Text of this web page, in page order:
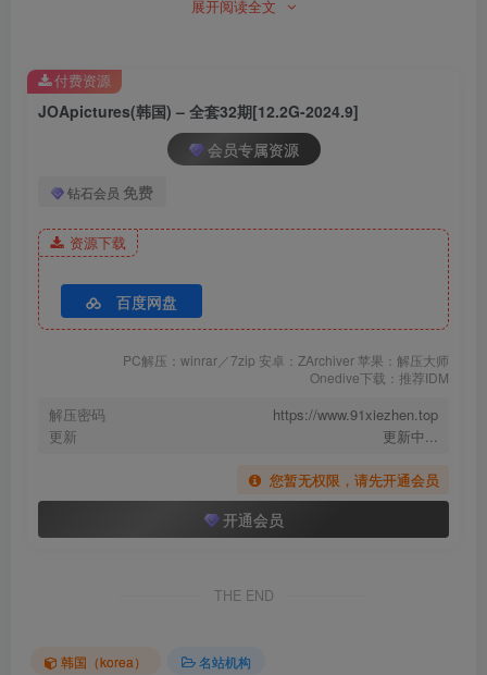
JOApictures-ZIA-x-JOA-20-
JUNE-Vol-1 (16)
JOApictures-ZIA-x-JOA-20-
展开阅读全文
JOApictures(韩国) – 全套32期[12.2G-2024.9]
会员专属资源
钻石会员 免费
资源下载
百度网盘
PC解压：winrar／7zip 安卓：ZArchiver 苹果：解压大师
Onedive下载：推荐IDM
解压密码
https://www.91xiezhen.top
更新
更新中...
您暂无权限，请先开通会员
开通会员
付费资源
THE END
韩国（korea）
名站机构